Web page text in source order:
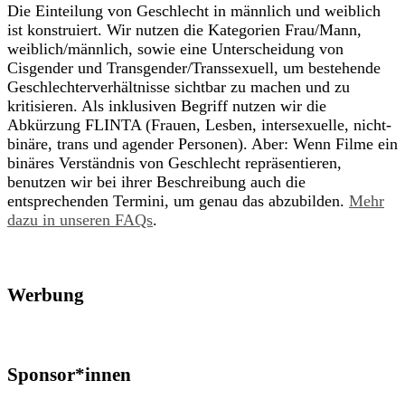
Die Einteilung von Geschlecht in männlich und weiblich
ist konstruiert. Wir nutzen die Kategorien Frau/Mann,
weiblich/männlich, sowie eine Unterscheidung von
Cisgender und Transgender/Transsexuell, um bestehende
Geschlechterverhältnisse sichtbar zu machen und zu
kritisieren. Als inklusiven Begriff nutzen wir die
Abkürzung FLINTA (Frauen, Lesben, intersexuelle, nicht-
binäre, trans und agender Personen). Aber: Wenn Filme ein
binäres Verständnis von Geschlecht repräsentieren,
benutzen wir bei ihrer Beschreibung auch die
entsprechenden Termini, um genau das abzubilden. Mehr
dazu in unseren FAQs.
Werbung
Sponsor*innen